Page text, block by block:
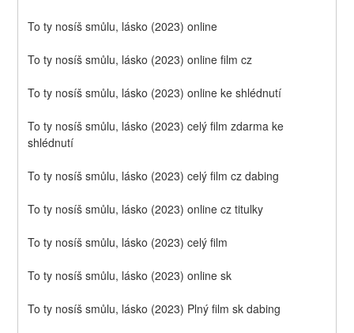
To ty nosíš smůlu, lásko (2023) online
To ty nosíš smůlu, lásko (2023) online film cz
To ty nosíš smůlu, lásko (2023) online ke shlédnutí
To ty nosíš smůlu, lásko (2023) celý film zdarma ke
shlédnutí
To ty nosíš smůlu, lásko (2023) celý film cz dabing
To ty nosíš smůlu, lásko (2023) online cz titulky
To ty nosíš smůlu, lásko (2023) celý film
To ty nosíš smůlu, lásko (2023) online sk
To ty nosíš smůlu, lásko (2023) Plný film sk dabing